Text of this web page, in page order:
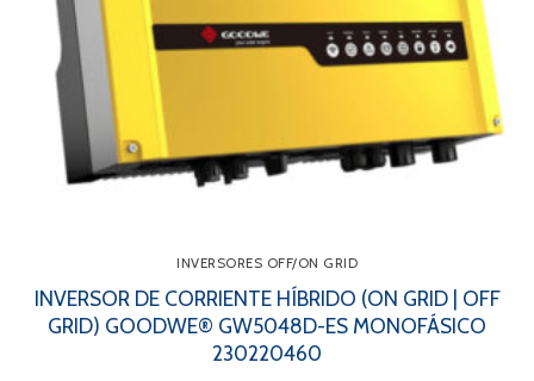
INVERSORES OFF/ON GRID
INVERSOR DE CORRIENTE HÍBRIDO (ON GRID | OFF
GRID) GOODWE® GW5048D-ES MONOFÁSICO
230220460